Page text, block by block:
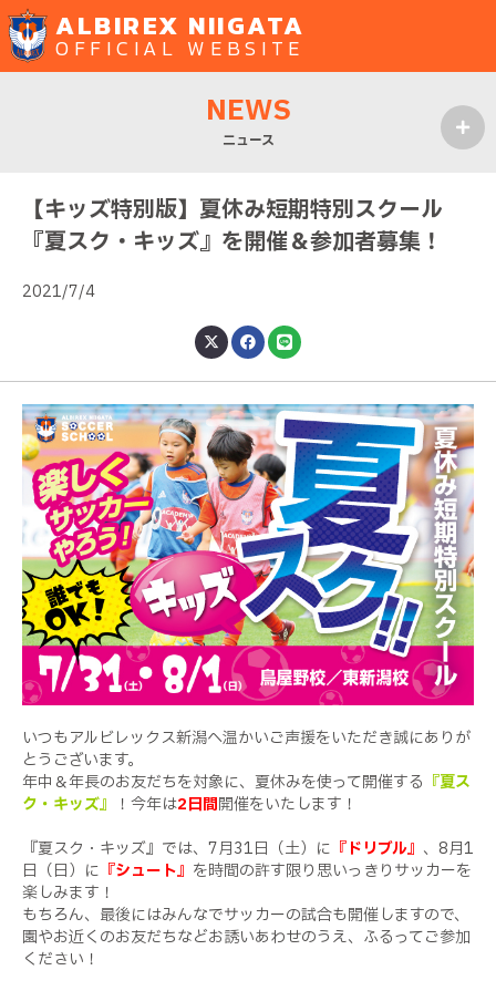
ALBIREX NIIGATA
OFFICIAL WEBSITE
NEWS
ニュース
【キッズ特別版】夏休み短期特別スクール
『夏スク・キッズ』を開催＆参加者募集！
2021/7/4
いつもアルビレックス新潟へ温かいご声援をいただき誠にありが
とうございます。
年中＆年長のお友だちを対象に、夏休みを使って開催する 『夏ス
ク・キッズ』
！今年は2日間開催をいたします！
『夏スク・キッズ』では、 7月31日（土）に 『ドリブル』 、 8月1
日（日）に 『シュート』 を時間の許す限り思いっきりサッカーを
楽しみます！
もちろん、最後にはみんなでサッカーの試合も開催しますので、
園やお近くのお友だちなどお誘いあわせのうえ、ふるってご参加
ください！